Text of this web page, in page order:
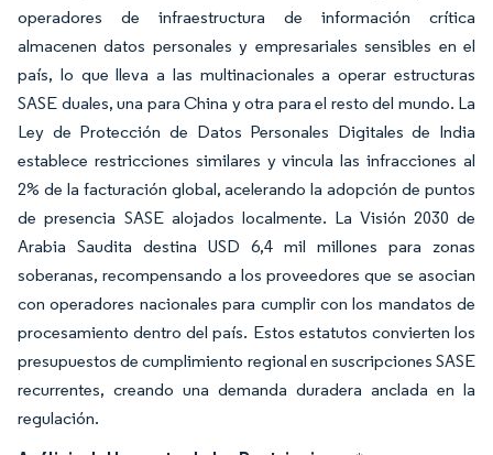
operadores de infraestructura de información crítica
almacenen datos personales y empresariales sensibles en el
país, lo que lleva a las multinacionales a operar estructuras
SASE duales, una para China y otra para el resto del mundo. La
Ley de Protección de Datos Personales Digitales de India
establece restricciones similares y vincula las infracciones al
2% de la facturación global, acelerando la adopción de puntos
de presencia SASE alojados localmente. La Visión 2030 de
Arabia Saudita destina USD 6,4 mil millones para zonas
soberanas, recompensando a los proveedores que se asocian
con operadores nacionales para cumplir con los mandatos de
procesamiento dentro del país. Estos estatutos convierten los
presupuestos de cumplimiento regional en suscripciones SASE
recurrentes, creando una demanda duradera anclada en la
regulación.